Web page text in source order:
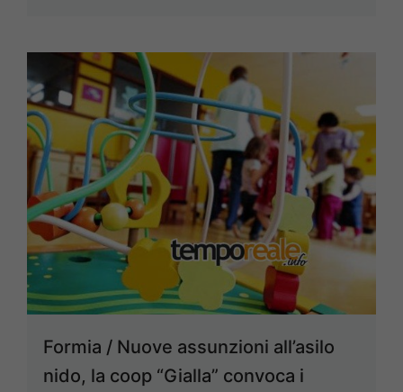
Formia / Nuove assunzioni all’asilo
nido, la coop “Gialla” convoca i